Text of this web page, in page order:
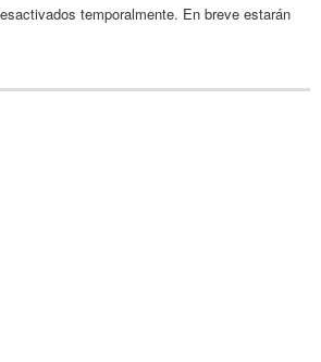
temporalmente. En breve estarán